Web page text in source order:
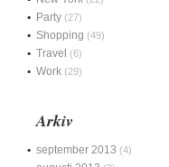
Party (27)
Shopping (49)
Travel (6)
Work (29)
Arkiv
september 2013 (4)